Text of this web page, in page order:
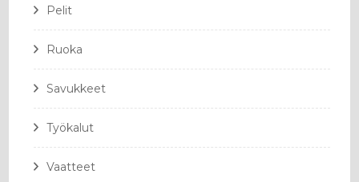
Pelit
Ruoka
Savukkeet
Työkalut
Vaatteet